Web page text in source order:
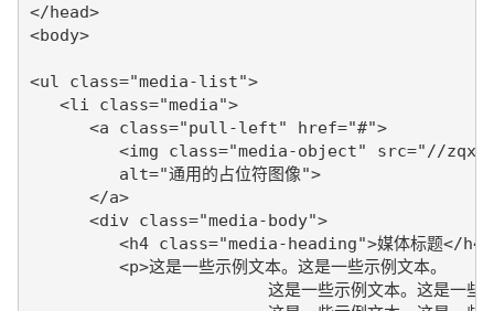
</head>
<body>
<ul class="media-list">
   <li class="media">
      <a class="pull-left" href="#">
<img class="media-object" src="//
         alt="通用的占位符图像">
      </a>
      <div class="media-body">
         <h4 class="media-heading">媒体标题</h4>
         <p>这是一些示例文本。这是一些示例文本。